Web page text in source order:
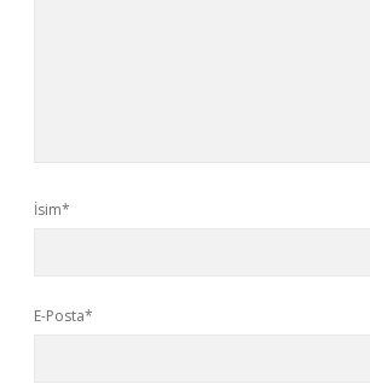
İsim*
E-Posta*